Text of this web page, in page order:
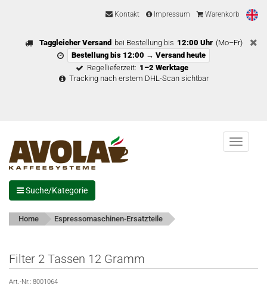
Kontakt Impressum Warenkorb
Taggleicher Versand bei Bestellung bis 12:00 Uhr (Mo–Fr)
Bestellung bis 12:00 → Versand heute
Regellieferzeit: 1–2 Werktage
Tracking nach erstem DHL-Scan sichtbar
Menu
Suche/Kategorie
Home Espressomaschinen-Ersatzteile
Filter 2 Tassen 12 Gramm
Art.-Nr.: 8001064